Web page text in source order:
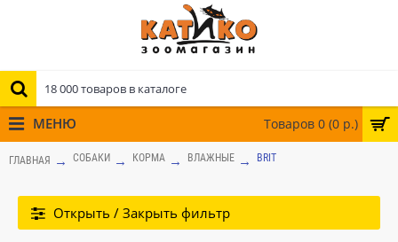
Товаров 0 (0 р.)
МЕНЮ
ГЛАВНАЯ СОБАКИ КОРМА ВЛАЖНЫЕ BRIT
Открыть / Закрыть фильтр